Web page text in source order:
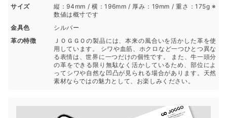
サイズ
縦：94mm / 横：196mm / 厚み：19mm / 重さ：175g ※
数値は概寸です
金具色
シルバー
革の特徴
ＪＯＧＧＯの製品には、本来の風合いを活かした革を使
用しています。 シワや血筋、ホクロなど一つひとつ異な
る表情は、世界に一つだけの個性です。 また、牛一頭分
の革をできる限り無駄なく活かしているため、部位によ
ってシワや自然な凹凸が見られる場合があります。天然
素材ならではの魅力として、お楽しみください。